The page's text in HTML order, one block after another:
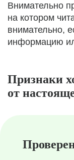
Внимательно
на котором
внимательно,
информацию
Признаки
от